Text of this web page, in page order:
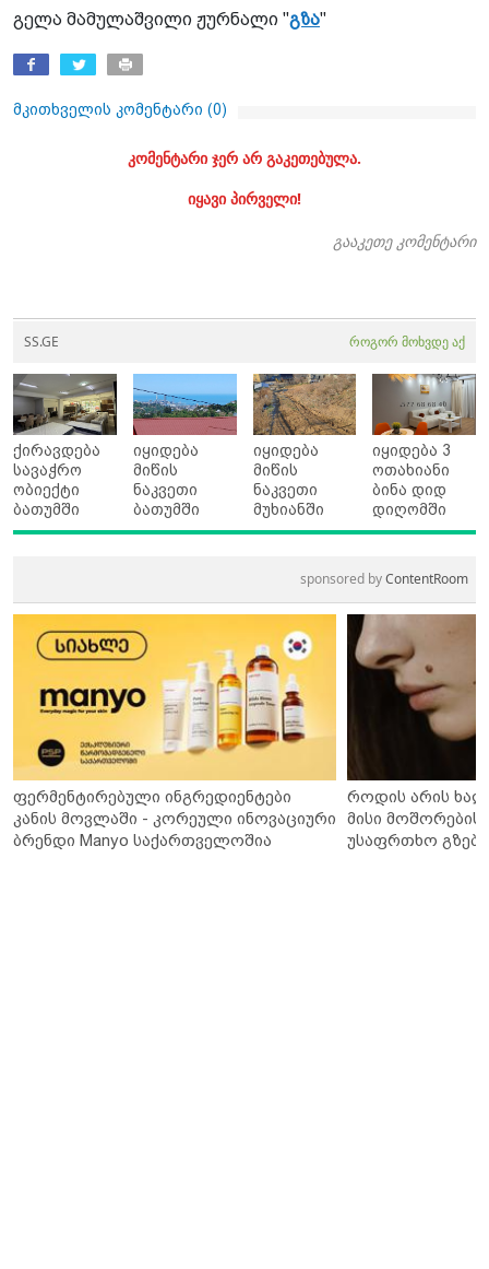
გელა მამულაშვილი ჟურნალი "გზა"
მკითხველის კომენტარი (0)
კომენტარი ჯერ არ გაკეთებულა.
იყავი პირველი!
გააკეთე კომენტარი
SS.GE როგორ მოხვდე აქ
ქირავდება
სავაჭრო
ობიექტი
ბათუმში
იყიდება
მიწის
ნაკვეთი
ბათუმში
იყიდება
მიწის
ნაკვეთი
მუხიანში
იყიდება 3
ოთახიანი
ბინა დიდ
დიღომში
sponsored byContentRoom
ფერმენტირებული ინგრედიენტები
კანის მოვლაში - კორეული ინოვაციური
ბრენდი Manyo საქართველოშია
როდის არის
მისი მოშორების
უსაფრთხო გზები